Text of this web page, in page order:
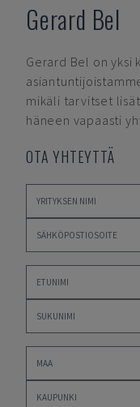
Gerard Bel
Gerard Bel on yksi
mikäli tarvitset
häneen vapaasti
OTA YHTEYTTÄ